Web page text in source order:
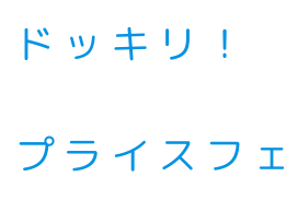
ドッキリ！
プライスフェ